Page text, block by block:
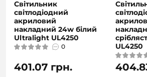
Світильник
світлодіодний
акриловий
накладний 24w білий
Ultralight UL4250
0
401.07 грн.
UL4250